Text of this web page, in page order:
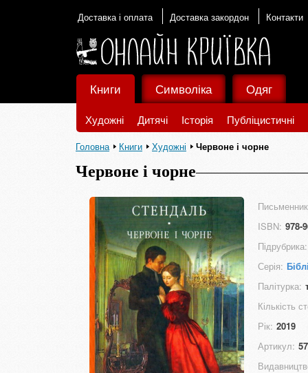
Доставка і оплата Доставка закордон Контакти
Книги
Художні Дитячі Історія Публіцистичні
Символіка Одяг
Головна Книги Художні Червоне і чорне
Червоне і чорне
ISBN: 978-
Підрубрика:
Серія:
Палітурка:
Кількість
Рік: 2019
Артикул: